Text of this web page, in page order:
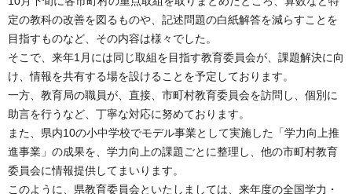
定の教科の改善を図るものや、記述問題の白紙解答を減らすことを
目指すものなど、その内容は様々でした。
そこで、来年1月には同じ取組を目指す教育委員会が、課題解決に向
け、情報を共有する場を設けることを予定しております。
一方、教育局の職員が、直接、市町村教育委員会を訪問し、個別に
助言を行うなど、丁寧な対応に努めております。
また、県内10の小中学校でモデル事業として実施した「学力向上推
進事業」の成果を、学力向上の課題ごとに整理し、他の市町村教育
委員会に情報提供してまいります。
このように、県教育委員会といたしましては、来年度の全国学力・